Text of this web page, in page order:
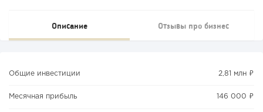
Описание Отзывы про бизнес
Общие инвестиции 2,81 млн ₽
Месячная прибыль 146 000 ₽